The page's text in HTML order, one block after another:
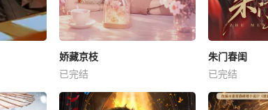
娇藏京枝
已完结
朱门春闺
已完结